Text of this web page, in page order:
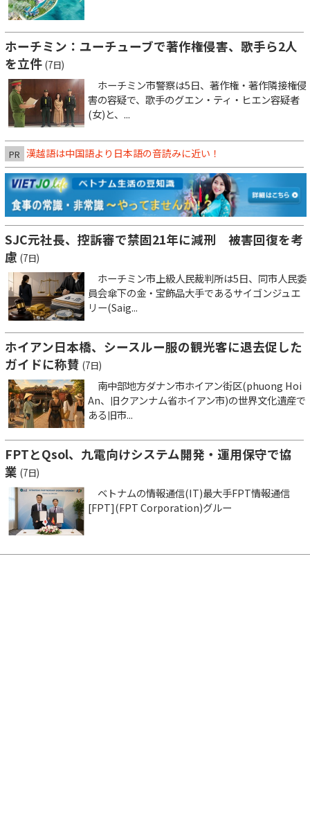
ホーチミン：ユーチューブで著作権侵害、歌手ら2人
を立件 (7日)
ホーチミン市警察は5日、著作権・著作隣接権侵
害の容疑で、歌手のグエン・ティ・ヒエン容疑者
(女)と、...
PR 漢越語は中国語より日本語の音読みに近い！
SJC元社長、控訴審で禁固21年に減刑 被害回復を考
慮 (7日)
ホーチミン市上級人民裁判所は5日、同市人民委
員会傘下の金・宝飾品大手であるサイゴンジュエ
リー(Saig...
ホイアン日本橋、シースルー服の観光客に退去促した
ガイドに称賛 (7日)
南中部地方ダナン市ホイアン街区(phuong Hoi
An、旧クアンナム省ホイアン市)の世界文化遺産で
ある旧市...
FPTとQsol、九電向けシステム開発・運用保守で協
業 (7日)
ベトナムの情報通信(IT)最大手FPT情報通信
[FPT](FPT Corporation)グルー